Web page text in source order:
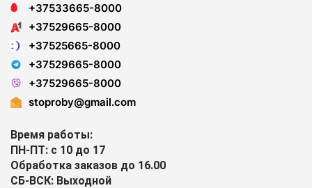
+37533665-8000
+37529665-8000
+37525665-8000
+37529665-8000
+37529665-8000
stoproby@gmail.com
Время работы:
ПН-ПТ: с 10 до 17
Обработка заказов до 16.00
СБ-ВСК: Выходной